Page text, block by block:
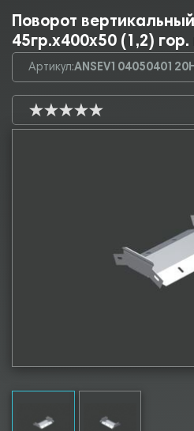
Поворот
45гр.х400х50 (1,2) гор.
Артикул: